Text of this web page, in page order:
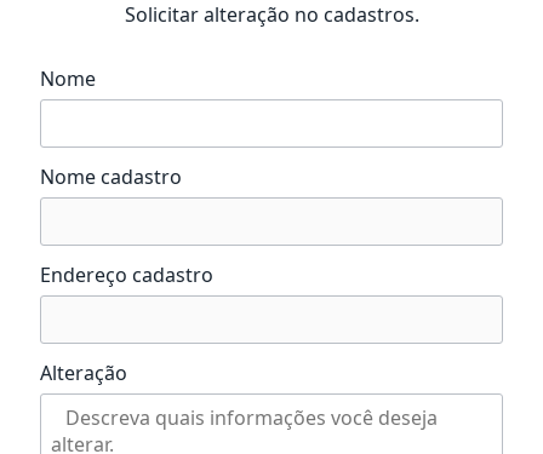
Solicitar alteração no cadastros.
Nome
Nome cadastro
Endereço cadastro
Alteração